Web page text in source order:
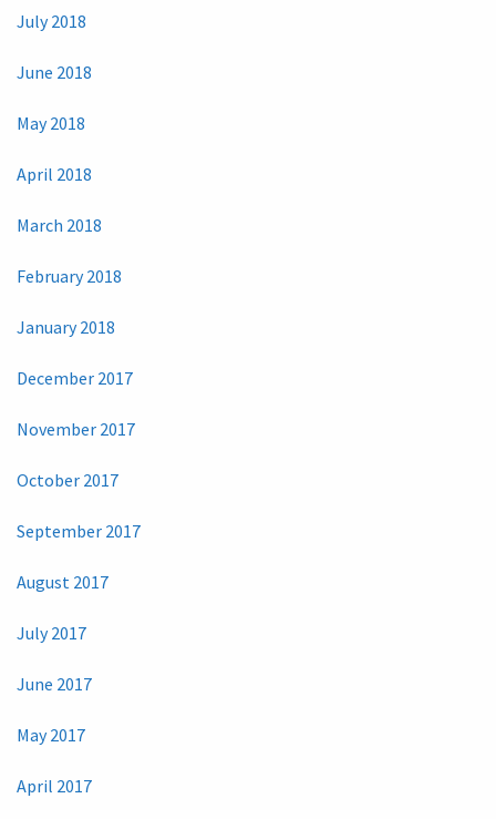
July 2018
June 2018
May 2018
April 2018
March 2018
February 2018
January 2018
December 2017
November 2017
October 2017
September 2017
August 2017
July 2017
June 2017
May 2017
April 2017